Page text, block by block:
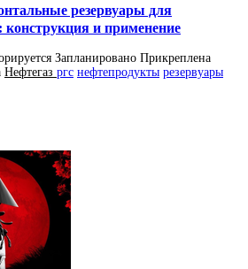
резервуары для
конструкция и применение
Запланировано Прикреплена
Нефтегаз ргс нефтепродукты резервуары